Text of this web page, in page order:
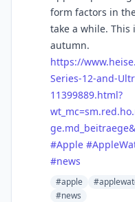
form factors in
take a while.
autumn.
https://www.
Series-12-and-
11399889.html?
#Apple #
#news
#apple
#news